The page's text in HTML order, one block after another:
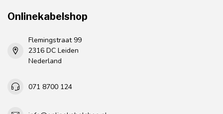
Onlinekabelshop
Flemingstraat 99
2316 DC Leiden
Nederland
071 8700 124